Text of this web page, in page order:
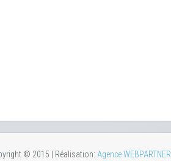
© 2015 | Réalisation: Agence WEBPARTNER